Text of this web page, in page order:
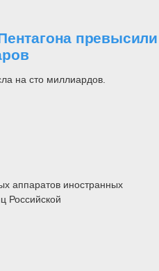
превысили
на сто миллиардов.
аппаратов иностранных
Российской